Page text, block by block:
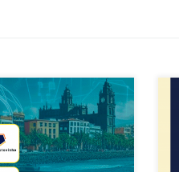
se celebrará en nuestro
Internacional de
variada de
que nos